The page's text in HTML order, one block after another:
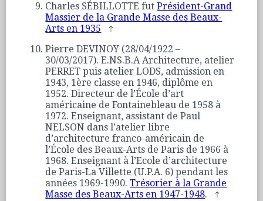
Charles SÉBILLOTTE futPrésident-Grand
Massier de la Grande Masse des Beaux-
Arts en 1935
Pierre DEVINOY (28/04/1922 –
30/03/2017). E.NS.B.A Architecture, atelier
PERRET puis atelier LODS, admission en
1943, 1ère classe en 1946, diplôme en
1952. Directeur de l’École d’art
américaine de Fontainebleau de 1958 à
1972. Enseignant, assistant de Paul
NELSON dans l’atelier libre
d’architecture franco-américain de
l’École des Beaux-Arts de Paris de 1966 à
1968. Enseignant à l’Ecole d’architecture
de Paris-La Villette (U.P.A. 6) pendant les
années 1969-1990.Trésorier à la Grande
Masse des Beaux-Arts en 1947-1948.